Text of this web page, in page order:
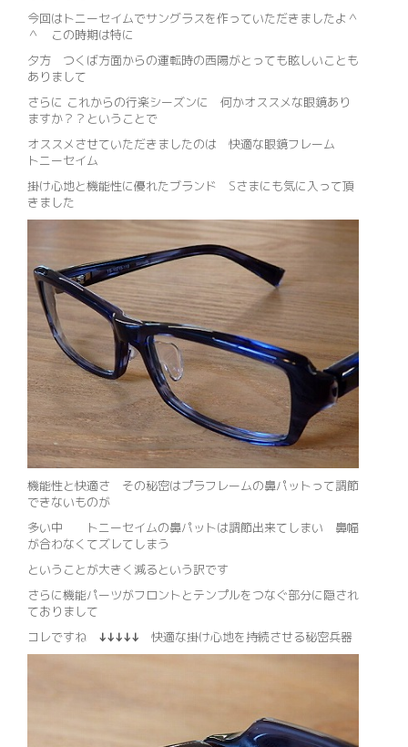
今回はトニーセイムでサングラスを作っていただきましたよ＾
＾ この時期は特に
夕方 つくば方面からの運転時の西陽がとっても眩しいことも
ありまして
さらに これからの行楽シーズンに 何かオススメな眼鏡あり
ますか？？ということで
オススメさせていただきましたのは 快適な眼鏡フレーム
トニーセイム
掛け心地と機能性に優れたブランド Sさまにも気に入って頂
きました
機能性と快適さ その秘密はプラフレームの鼻パットって調節
できないものが
多い中 トニーセイムの鼻パットは調節出来てしまい 鼻幅
が合わなくてズレてしまう
ということが大きく減るという訳です
さらに機能パーツがフロントとテンプルをつなぐ部分に隠され
ておりまして
コレですね ↓↓↓↓↓ 快適な掛け心地を持続させる秘密兵器